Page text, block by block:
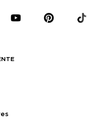
Jeans
Jerséis y cárdigans